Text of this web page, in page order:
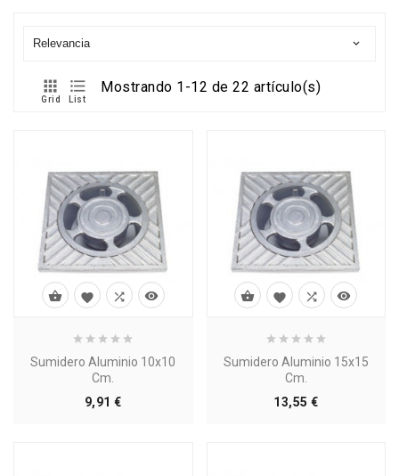
Relevancia 

Grid

List
Mostrando 1-12 de 22 artículo(s)
Sumidero Aluminio 10x10
Cm.
9,91 €Precio
   
Sumidero Aluminio 15x15
Cm.
13,55 €Precio
   